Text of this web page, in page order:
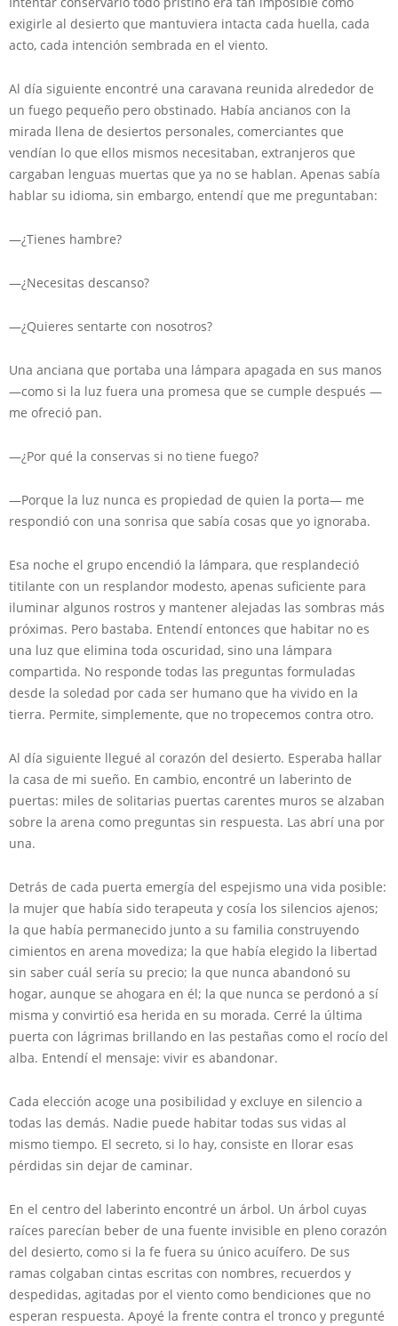
exigirle al desierto que mantuviera intacta cada huella, cada
acto, cada intención sembrada en el viento.
Al día siguiente encontré una caravana reunida alrededor de
un fuego pequeño pero obstinado. Había ancianos con la
mirada llena de desiertos personales, comerciantes que
vendían lo que ellos mismos necesitaban, extranjeros que
cargaban lenguas muertas que ya no se hablan. Apenas sabía
hablar su idioma, sin embargo, entendí que me preguntaban:
—¿Tienes hambre?
—¿Necesitas descanso?
—¿Quieres sentarte con nosotros?
Una anciana que portaba una lámpara apagada en sus manos
—como si la luz fuera una promesa que se cumple después —
me ofreció pan.
—¿Por qué la conservas si no tiene fuego?
—Porque la luz nunca es propiedad de quien la porta— me
respondió con una sonrisa que sabía cosas que yo ignoraba.
Esa noche el grupo encendió la lámpara, que resplandeció
titilante con un resplandor modesto, apenas suficiente para
iluminar algunos rostros y mantener alejadas las sombras más
próximas. Pero bastaba. Entendí entonces que habitar no es
una luz que elimina toda oscuridad, sino una lámpara
compartida. No responde todas las preguntas formuladas
desde la soledad por cada ser humano que ha vivido en la
tierra. Permite, simplemente, que no tropecemos contra otro.
Al día siguiente llegué al corazón del desierto. Esperaba hallar
la casa de mi sueño. En cambio, encontré un laberinto de
puertas: miles de solitarias puertas carentes muros se alzaban
sobre la arena como preguntas sin respuesta. Las abrí una por
una.
Detrás de cada puerta emergía del espejismo una vida posible:
la mujer que había sido terapeuta y cosía los silencios ajenos;
la que había permanecido junto a su familia construyendo
cimientos en arena movediza; la que había elegido la libertad
sin saber cuál sería su precio; la que nunca abandonó su
hogar, aunque se ahogara en él; la que nunca se perdonó a sí
misma y convirtió esa herida en su morada. Cerré la última
puerta con lágrimas brillando en las pestañas como el rocío del
alba. Entendí el mensaje: vivir es abandonar.
Cada elección acoge una posibilidad y excluye en silencio a
todas las demás. Nadie puede habitar todas sus vidas al
mismo tiempo. El secreto, si lo hay, consiste en llorar esas
pérdidas sin dejar de caminar.
En el centro del laberinto encontré un árbol. Un árbol cuyas
raíces parecían beber de una fuente invisible en pleno corazón
del desierto, como si la fe fuera su único acuífero. De sus
ramas colgaban cintas escritas con nombres, recuerdos y
despedidas, agitadas por el viento como bendiciones que no
esperan respuesta. Apoyé la frente contra el tronco y pregunté